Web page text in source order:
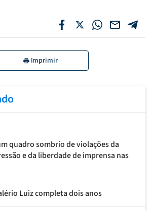
Imprimir
quadro sombrio de violações da
e da liberdade de imprensa nas
Luiz completa dois anos